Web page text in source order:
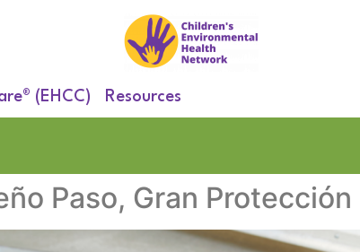
(EHCC) Resources
Paso, Gran Protección